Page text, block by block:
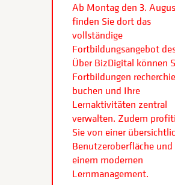
Ab Montag den 3.
finden Sie dort das
vollständige
Fortbildungsangebot
Über BizDigital können
Fortbildungen
buchen und Ihre
Lernaktivitäten zentral
verwalten. Zudem
Sie von einer
Benutzeroberfläche und
einem modernen
Lernmanagement.